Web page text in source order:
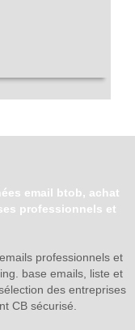
email btob, achat
professionnels et
professionnels et
base emails, liste et
des entreprises
CB sécurisé.